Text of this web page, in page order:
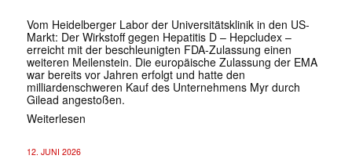
Vom Heidelberger Labor der Universitätsklinik in den US-
Markt: Der Wirkstoff gegen Hepatitis D – Hepcludex –
erreicht mit der beschleunigten FDA-Zulassung einen
weiteren Meilenstein. Die europäische Zulassung der EMA
war bereits vor Jahren erfolgt und hatte den
milliardenschweren Kauf des Unternehmens Myr durch
Gilead angestoßen.
Weiterlesen
12. JUNI 2026